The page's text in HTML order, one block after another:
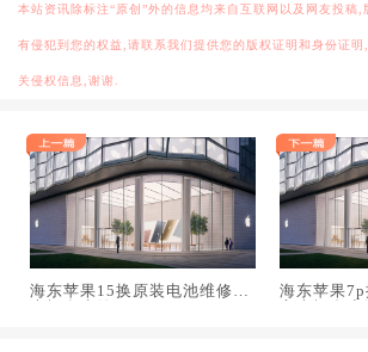
本站资讯除标注“原创”外的信息均来自互联网以及网友投稿,
有侵犯到您的权益,请联系我们提供您的版权证明和身份证
关侵权信息,谢谢.
海东苹果15换原装电池维修店
海东苹果